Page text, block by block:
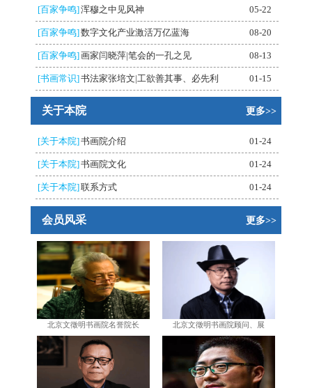
[百家争鸣]浑穆之中见风神 05-22
[百家争鸣]数字文化产业激活万亿蓝海 08-20
[百家争鸣]画家闫晓萍|笔会的一孔之见 08-13
[书画常识]书法家张培文|工欲善其事、必先利 01-15
关于本院 更多>>
[关于本院] 书画院介绍 01-24
[关于本院] 书画院文化 01-24
[关于本院] 联系方式 01-24
会员风采 更多>>
北京文徵明书画院名誉院长 北京文徵明书画院顾问、展